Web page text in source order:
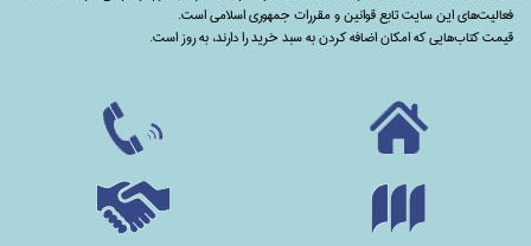
فعالیت‌های این سایت تابع قوانین و مقررات جمهوری اسلامی است.
قیمت کتاب‌هایی که امکان اضافه کردن به سبد خرید را دارند،‌ به روز است.